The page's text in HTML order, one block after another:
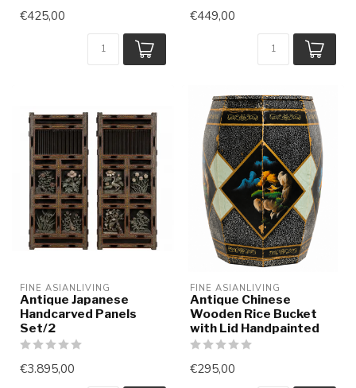
€425,00 €449,00
FINE ASIANLIVING
Antique Japanese
Handcarved Panels
Set/2
€3.895,00
FINE ASIANLIVING
Antique Chinese
Wooden Rice Bucket
with Lid Handpainted
€295,00